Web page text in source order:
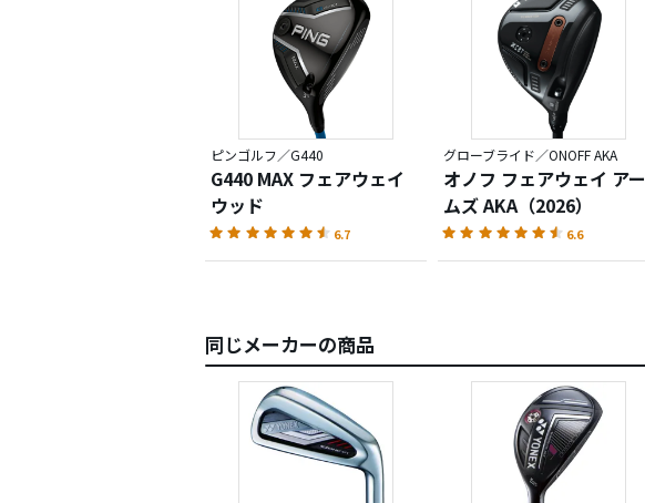
ピンゴルフ／G440
G440 MAX フェアウェイ
ウッド
6.7
グローブライド／ONOFF AKA
オノフ フェアウェイ アー
ムズ AKA（2026）
6.6
同じメーカーの商品